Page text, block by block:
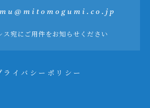
ス宛にご用件をお知らせください
ライバシーポリシー